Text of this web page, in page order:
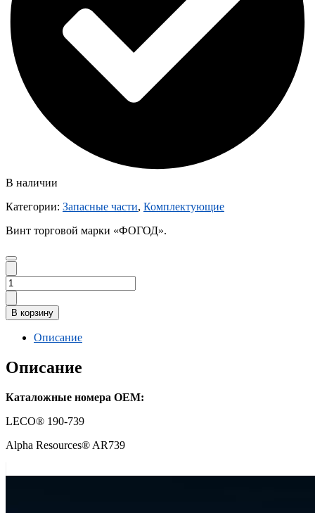
В наличии
Категории: Запасные части, Комплектующие
Винт торговой марки «ФОГОД».
Количество
товара
Винт
F80-
В корзину
Описание
Описание
Каталожные номера ОЕМ:
LECO® 190-739
Alpha Resources® AR739